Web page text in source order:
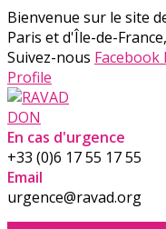
Bienvenue sur le site
Paris et d'Île-de-
Suivez-nous Facebook
Profile
DON
En cas d'urgence
+33 (0)6 17 55 17 55
Email
urgence@ravad.org